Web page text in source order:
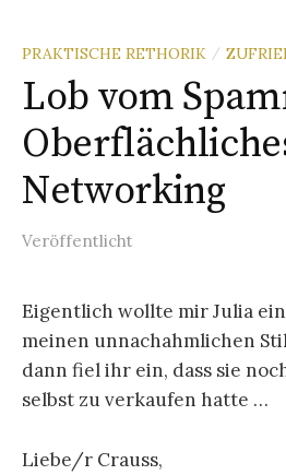
PRAKTISCHE RETHORIK /
Lob vom
Networking
Veröffentlicht
Eigentlich wollte mir Julia
meinen unnachahmlichen
dann fiel ihr ein, dass sie
selbst zu verkaufen hatte …
Liebe/r Crauss,